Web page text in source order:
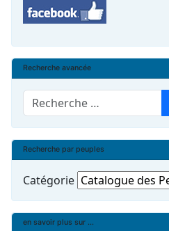
Recherche avancée
Rechercher
Recherche par peuples
Catégorie
en savoir plus sur ...